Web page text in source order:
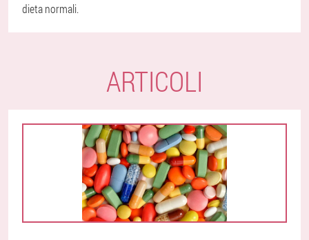
dieta normali.
ARTICOLI